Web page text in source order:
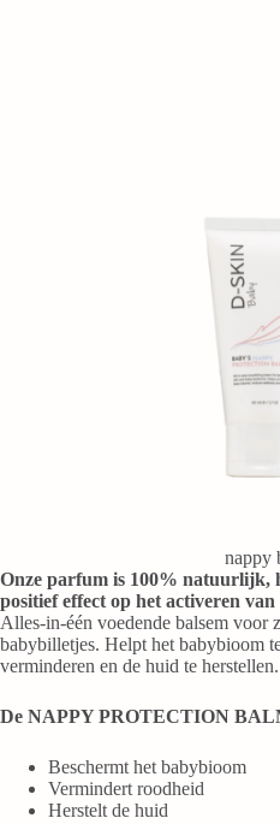
nappy
Onze parfum is 100% natuurlijk,
positief effect op het activeren
Alles-in-één voedende balsem voor
babybilletjes. Helpt het babybioom
verminderen en de huid te herstellen.
De NAPPY PROTECTION
Beschermt het babybioom
Vermindert roodheid
Herstelt de huid